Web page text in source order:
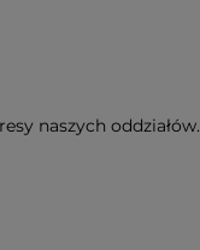
naszych oddziałów.